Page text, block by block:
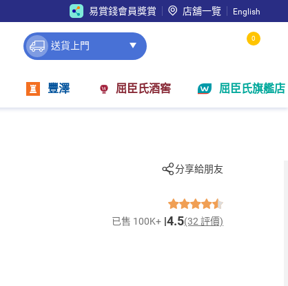
易賞錢會員獎賞 店舖一覽 English
送貨上門
0
豐澤 屈臣氏酒窖 屈臣氏旗艦店
分享給朋友
已售 100K+ 4.5(32 評價)